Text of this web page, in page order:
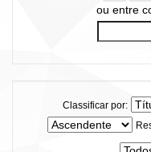
ou entre
Classificar por: